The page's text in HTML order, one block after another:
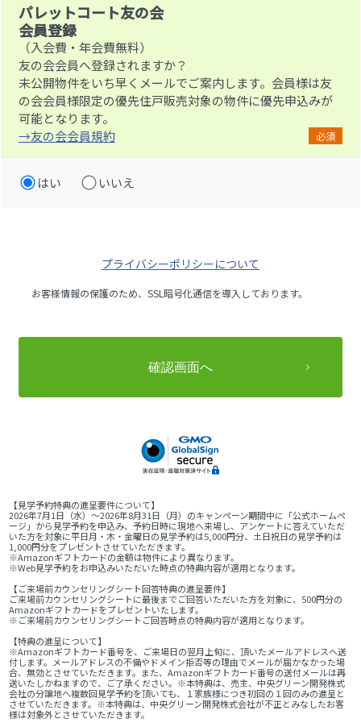
パレットコート友の会
会員登録
（入会費・年会費無料）
友の会会員へ登録されますか？
未公開物件をいち早くメールでご案内します。会員様は友
の会会員様限定の優先住戸販売対象の物件に優先申込みが
可能となります。
→友の会会員規約
必須
はい いいえ
プライバシーポリシーについて
お客様情報の保護のため、SSL暗号化通信を導入しております。
【見学予約特典の進呈要件について】
2026年7月1日（水）～2026年8月31日（月）のキャンペーン期間中に「公式ホームペ
ージ」から見学予約を申込み、予約日時に現地へ来場し、アンケートに答えていただ
いた方を対象に平日月・木・金曜日の見学予約は5,000円分、土日祝日の見学予約は
1,000円分をプレゼントさせていただきます。
※Amazonギフトカードの金額は物件により異なります。
※Web見学予約をお申込みいただいた時点の特典内容が適用となります。
【ご来場前カウンセリングシート回答特典の進呈要件】
ご来場前カウンセリングシートに最後までご回答いただいた方を対象に、500円分の
Amazonギフトカードをプレゼントいたします。
※ご来場前カウンセリングシートご回答時点の特典内容が適用となります。
【特典の進呈について】
※Amazonギフトカード番号を、ご来場日の翌月上旬に、頂いたメールアドレスへ送
付します。メールアドレスの不備やドメイン拒否等の理由でメールが届かなかった場
合、無効とさせていただきます。また、Amazonギフトカード番号の送付メールは再
送いたしかねますので、ご了承ください。※本特典は、売主、中央グリーン開発株式
会社の分譲地へ複数回見学予約を頂いても、１家族様につき初回の１回のみの進呈と
させていただきます。※本特典は、中央グリーン開発株式会社が不正とみなしたお客
様は対象外とさせていただきます。